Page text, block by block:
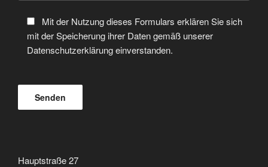
Mit der Nutzung dieses Formulars erklären Sie sich
mit der Speicherung ihrer Daten gemäß unserer
Datenschutzerklärung einverstanden.
Hauptstraße 27